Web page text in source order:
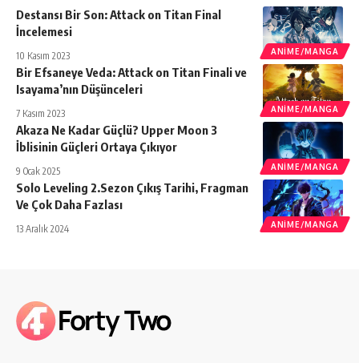
ANIME/MANGA
Destansı Bir Son: Attack on Titan Final
İncelemesi
10 Kasım 2023
ANIME/MANGA
Bir Efsaneye Veda: Attack on Titan Finali ve
Isayama’nın Düşünceleri
7 Kasım 2023
ANIME/MANGA
Akaza Ne Kadar Güçlü? Upper Moon 3
İblisinin Güçleri Ortaya Çıkıyor
9 Ocak 2025
ANIME/MANGA
Solo Leveling 2.Sezon Çıkış Tarihi, Fragman
Ve Çok Daha Fazlası
13 Aralık 2024